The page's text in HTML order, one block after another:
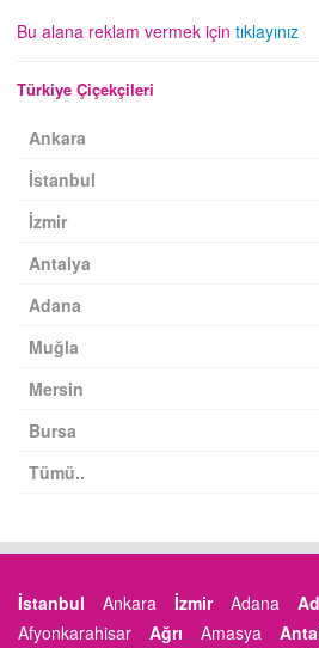
Bu alana reklam vermek için tıklayınız
Türkiye Çiçekçileri
Ankara
İstanbul
İzmir
Antalya
Adana
Muğla
Mersin
Bursa
Tümü..
İstanbul Ankara İzmir Adana
Afyonkarahisar
Ağrı Amasya